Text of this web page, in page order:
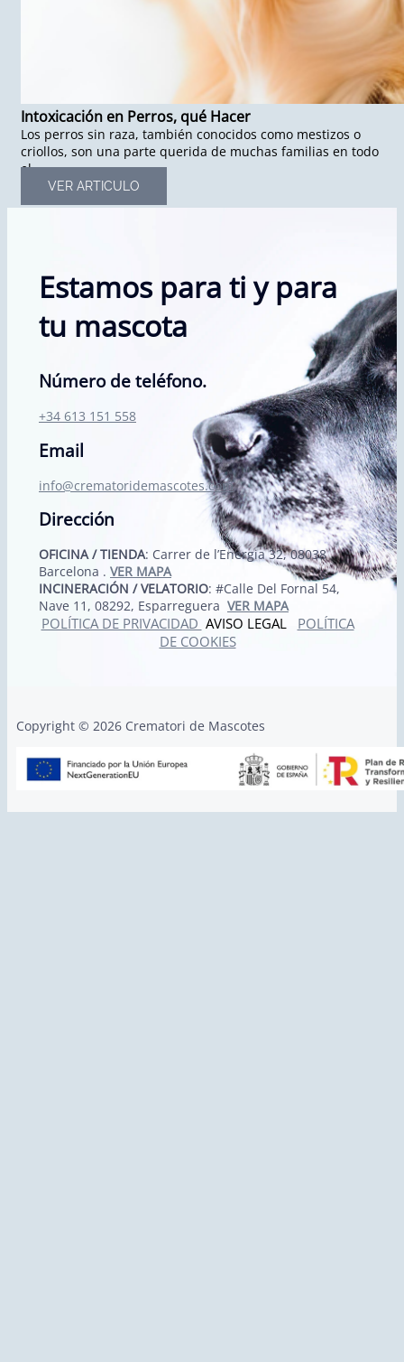
Intoxicación en Perros, qué Hacer
Los perros sin raza, también conocidos como mestizos o
criollos, son una parte querida de muchas familias en todo
el...
VER ARTICULO
Estamos para ti y para
tu mascota
Número de teléfono.
+34 613 151 558
Email
info@crematoridemascotes.com
Dirección
OFICINA / TIENDA: Carrer de l’Energia 32, 08038
Barcelona . VER MAPA
INCINERACIÓN / VELATORIO: #Calle Del Fornal 54,
Nave 11, 08292, Esparreguera VER MAPA
POLÍTICA DE PRIVACIDAD AVISO LEGAL POLÍTICA
DE COOKIES
Copyright © 2026 Crematori de Mascotes